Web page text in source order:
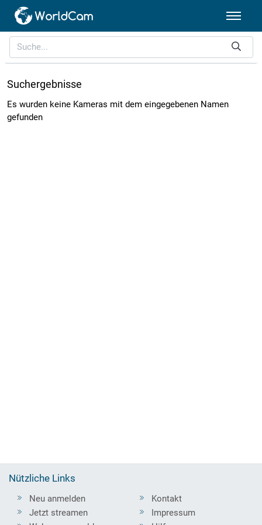
Suchergebnisse
Es wurden keine Kameras mit dem eingegebenen Namen
gefunden
Nützliche Links
Neu anmelden
Jetzt streamen
Kontakt
Impressum